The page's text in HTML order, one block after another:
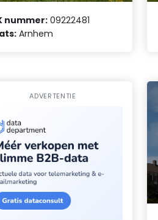
nummer: 09222481
Arnhem
ADVERTENTIE